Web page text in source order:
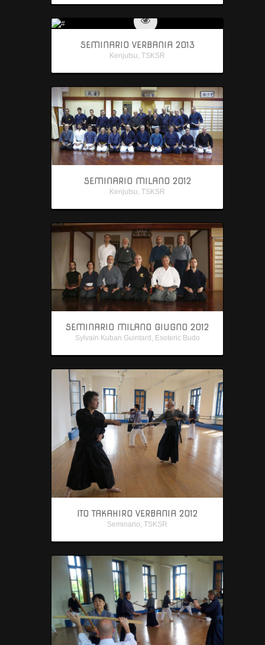
SEMINARIO VERBANIA 2013
Kenjutsu, TSKSR
SEMINARIO MILANO 2012
Kenjutsu TSKSR
SEMINARIO MILANO GIUGNO 2012
Sylvain Kuban Guintard Esoteric Budo
ITO TAKAHIRO VERBANIA 2012
Seminario, TSKSR